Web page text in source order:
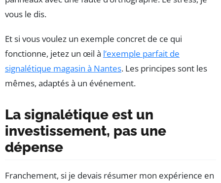
vous le dis.
Et si vous voulez un exemple concret de ce qui
fonctionne, jetez un œil à l’exemple parfait de
signalétique magasin à Nantes. Les principes sont les
mêmes, adaptés à un événement.
La signalétique est un
investissement, pas une
dépense
Franchement, si je devais résumer mon expérience en